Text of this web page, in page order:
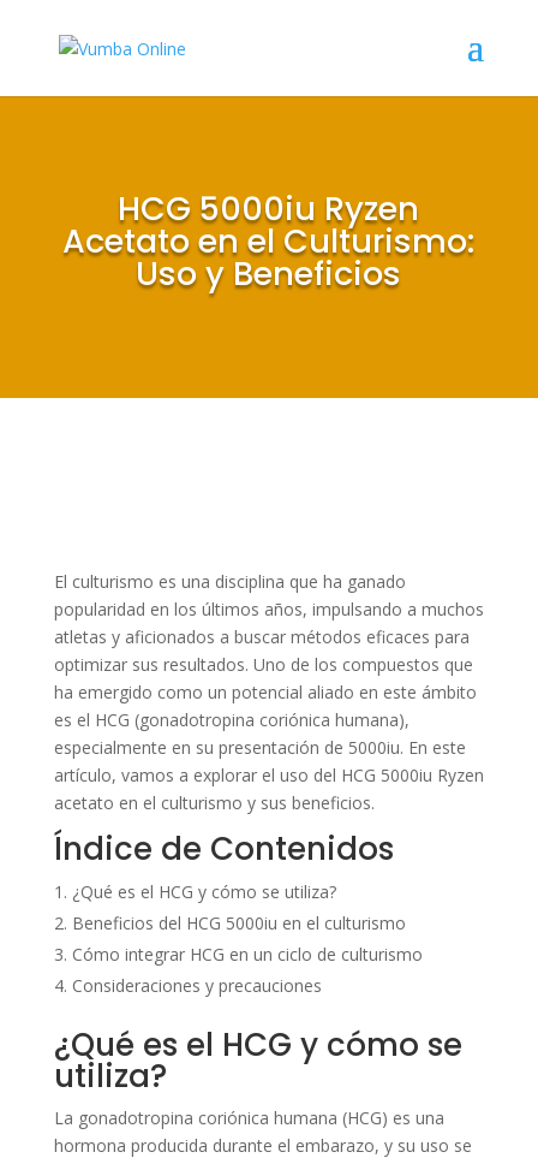
HCG 5000iu Ryzen
Acetato en el Culturismo:
Uso y Beneficios
El culturismo es una disciplina que ha ganado
popularidad en los últimos años, impulsando a muchos
atletas y aficionados a buscar métodos eficaces para
optimizar sus resultados. Uno de los compuestos que
ha emergido como un potencial aliado en este ámbito
es el HCG (gonadotropina coriónica humana),
especialmente en su presentación de 5000iu. En este
artículo, vamos a explorar el uso del HCG 5000iu Ryzen
acetato en el culturismo y sus beneficios.
Índice de Contenidos
¿Qué es el HCG y cómo se utiliza?
Beneficios del HCG 5000iu en el culturismo
Cómo integrar HCG en un ciclo de culturismo
Consideraciones y precauciones
¿Qué es el HCG y cómo se
utiliza?
La gonadotropina coriónica humana (HCG) es una
hormona producida durante el embarazo, y su uso se